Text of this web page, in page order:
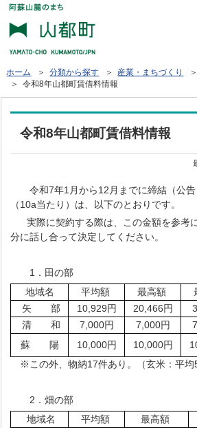
ホーム ＞分類から探す ＞ 産業・まちづくり ＞
＞ 令和8年山都町賃借料情報
令和8年山都町賃借料情報
令和7年1月から12月までに締結（公告
（10a当たり）は、以下のとおりです。
実際に契約する際は、この金額を参考
分に話し合って決定してください。
1．田の部
地域名
平均額 最高額
矢 部
10,929円 20,466円
清 和
7,000円 7,000円
蘇 陽
10,000円 10,000円
※この外、物納17件あり。（玄米：平均
2．畑の部
地域名
平均額 最高額